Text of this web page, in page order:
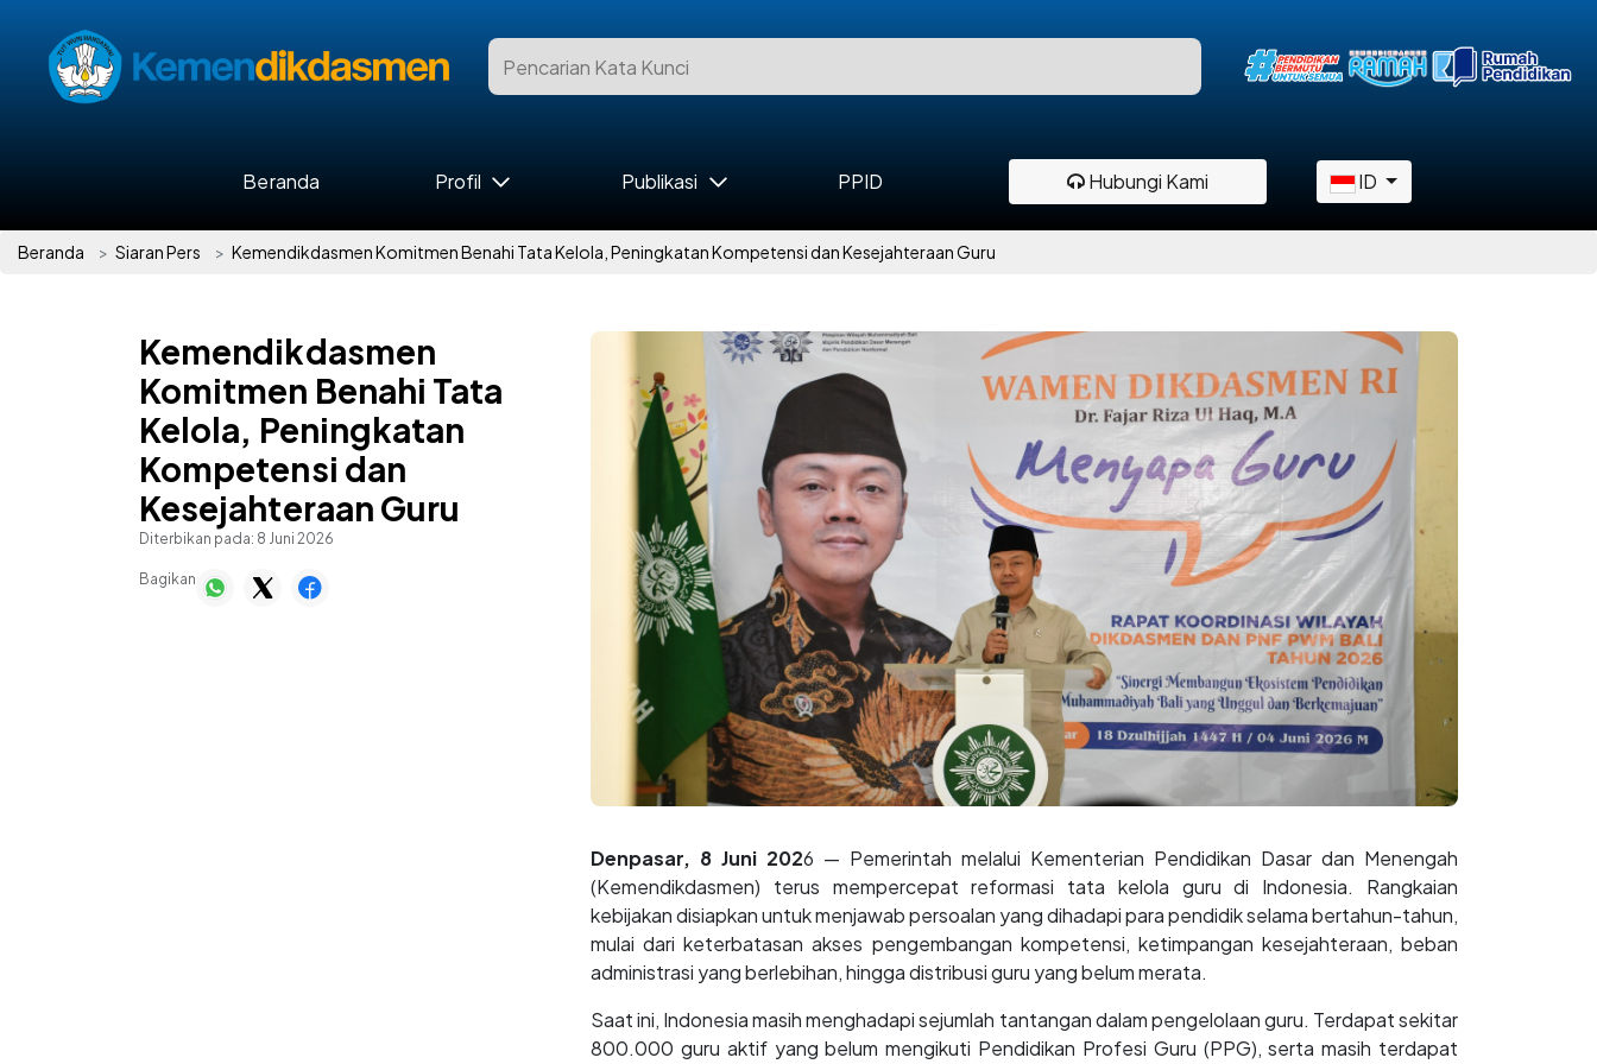
Beranda Profil Publikasi PPID Hubungi Kami ID
Beranda Siaran Pers Kemendikdasmen Komitmen Benahi Tata Kelola, Peningkatan Kompetensi dan Kesejahteraan Guru
Kemendikdasmen
Komitmen Benahi Tata
Kelola, Peningkatan
Kompetensi dan
Kesejahteraan Guru
Diterbikan pada: 8 Juni 2026
Bagikan
Denpasar, 8 Juni 2026 — Pemerintah melalui Kementerian Pendidikan Dasar dan Menengah
(Kemendikdasmen) terus mempercepat reformasi tata kelola guru di Indonesia. Rangkaian
kebijakan disiapkan untuk menjawab persoalan yang dihadapi para pendidik selama bertahun-tahun,
mulai dari keterbatasan akses pengembangan kompetensi, ketimpangan kesejahteraan, beban
administrasi yang berlebihan, hingga distribusi guru yang belum merata.
Saat ini, Indonesia masih menghadapi sejumlah tantangan dalam pengelolaan guru. Terdapat sekitar
800.000 guru aktif yang belum mengikuti Pendidikan Profesi Guru (PPG), serta masih terdapat